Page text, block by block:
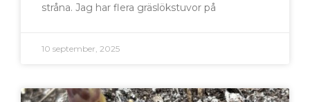
stråna. Jag har flera gräslökstuvor på
10 september, 2025